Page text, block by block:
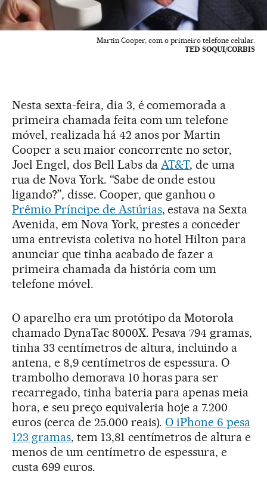
Martin Cooper, com o primeiro telefone celular.
TED SOQUI/CORBIS
Nesta sexta-feira, dia 3, é comemorada a
primeira chamada feita com um telefone
móvel, realizada há 42 anos por Martin
Cooper a seu maior concorrente no setor,
Joel Engel, dos Bell Labs daAT&T, de uma
rua de Nova York. “Sabe de onde estou
ligando?”, disse. Cooper, que ganhou o
Prêmio Príncipe de Astúrias, estava na Sexta
Avenida, em Nova York, prestes a conceder
uma entrevista coletiva no hotel Hilton para
anunciar que tinha acabado de fazer a
primeira chamada da história com um
telefone móvel.
O aparelho era um protótipo da Motorola
chamado DynaTac 8000X. Pesava 794 gramas,
tinha 33 centímetros de altura, incluindo a
antena, e 8,9 centímetros de espessura. O
trambolho demorava 10 horas para ser
recarregado, tinha bateria para apenas meia
hora, e seu preço equivaleria hoje a 7.200
euros (cerca de 25.000 reais). O iPhone 6 pesa
123 gramas, tem 13,81 centímetros de altura e
menos de um centímetro de espessura, e
custa 699 euros.